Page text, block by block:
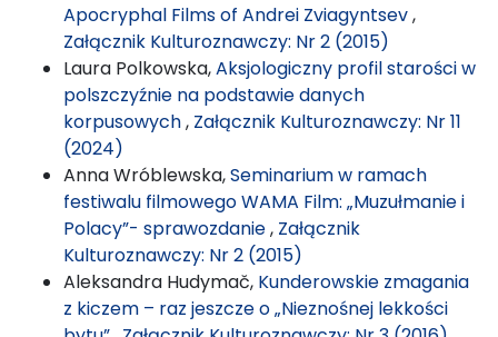
Apocryphal Films of Andrei Zviagyntsev,
Załącznik Kulturoznawczy: Nr 2 (2015)
Laura Polkowska,Aksjologiczny profil starości w
polszczyźnie na podstawie danych
korpusowych, Załącznik Kulturoznawczy: Nr 11
(2024)
Anna Wróblewska,Seminarium w ramach
festiwalu filmowego WAMA Film: „Muzułmanie i
Polacy”- sprawozdanie, Załącznik
Kulturoznawczy: Nr 2 (2015)
Aleksandra Hudymač, Kunderowskie zmagania
z kiczem – raz jeszcze o „Nieznośnej lekkości